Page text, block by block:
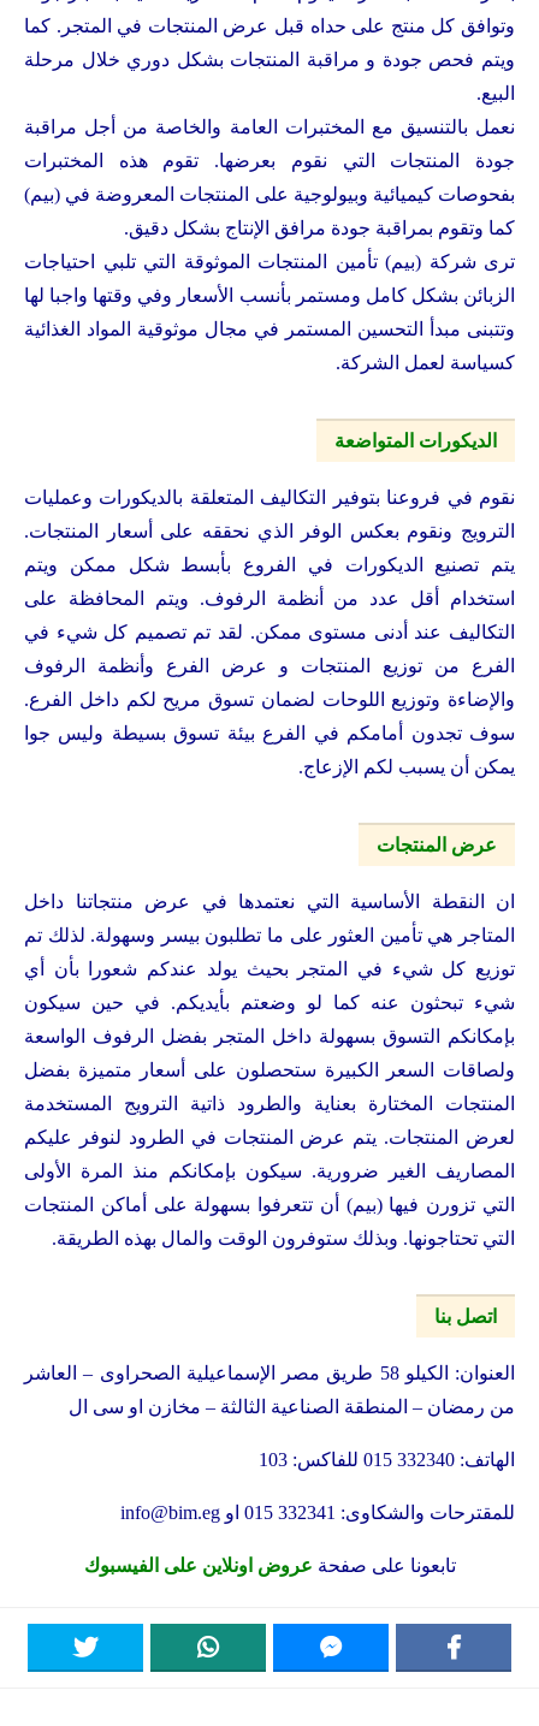
وتوافق كل منتج على حداه قبل عرض المنتجات في المتجر. كما
ويتم فحص جودة و مراقبة المنتجات بشكل دوري خلال مرحلة
البيع.
نعمل بالتنسيق مع المختبرات العامة والخاصة من أجل مراقبة
جودة المنتجات التي نقوم بعرضها. تقوم هذه المختبرات
بفحوصات كيميائية وبيولوجية على المنتجات المعروضة في (بيم)
كما وتقوم بمراقبة جودة مرافق الإنتاج بشكل دقيق.
ترى شركة (بيم) تأمين المنتجات الموثوقة التي تلبي احتياجات
الزبائن بشكل كامل ومستمر بأنسب الأسعار وفي وقتها واجبا لها
وتتبنى مبدأ التحسين المستمر في مجال موثوقية المواد الغذائية
كسياسة لعمل الشركة.
الديكورات المتواضعة
نقوم في فروعنا بتوفير التكاليف المتعلقة بالديكورات وعمليات
الترويج ونقوم بعكس الوفر الذي نحققه على أسعار المنتجات.
يتم تصنيع الديكورات في الفروع بأبسط شكل ممكن ويتم
استخدام أقل عدد من أنظمة الرفوف. ويتم المحافظة على
التكاليف عند أدنى مستوى ممكن. لقد تم تصميم كل شيء في
الفرع من توزيع المنتجات و عرض الفرع وأنظمة الرفوف
والإضاءة وتوزيع اللوحات لضمان تسوق مريح لكم داخل الفرع.
سوف تجدون أمامكم في الفرع بيئة تسوق بسيطة وليس جوا
يمكن أن يسبب لكم الإزعاج.
عرض المنتجات
ان النقطة الأساسية التي نعتمدها في عرض منتجاتنا داخل
المتاجر هي تأمين العثور على ما تطلبون بيسر وسهولة. لذلك تم
توزيع كل شيء في المتجر بحيث يولد عندكم شعورا بأن أي
شيء تبحثون عنه كما لو وضعتم بأيديكم. في حين سيكون
بإمكانكم التسوق بسهولة داخل المتجر بفضل الرفوف الواسعة
ولصاقات السعر الكبيرة ستحصلون على أسعار متميزة بفضل
المنتجات المختارة بعناية والطرود ذاتية الترويج المستخدمة
لعرض المنتجات. يتم عرض المنتجات في الطرود لنوفر عليكم
المصاريف الغير ضرورية. سيكون بإمكانكم منذ المرة الأولى
التي تزورن فيها (بيم) أن تتعرفوا بسهولة على أماكن المنتجات
التي تحتاجونها. وبذلك ستوفرون الوقت والمال بهذه الطريقة.
اتصل بنا
العنوان: الكيلو 58 طريق مصر الإسماعيلية الصحراوى – العاشر
من رمضان – المنطقة الصناعية الثالثة – مخازن او سى ال
الهاتف: 332340 015 للفاكس: 103
للمقترحات والشكاوى: 332341 015 او info@bim.eg
تابعونا على صفحة عروض اونلاين على الفيسبوك